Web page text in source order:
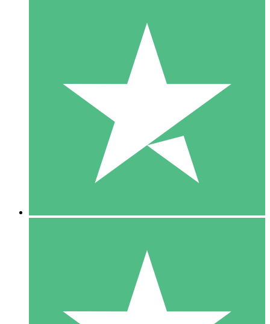
Pacotes de Créditos Individuais
Pague conforme o uso com créditos de download. Sem
1000
10 Downloads
20 00